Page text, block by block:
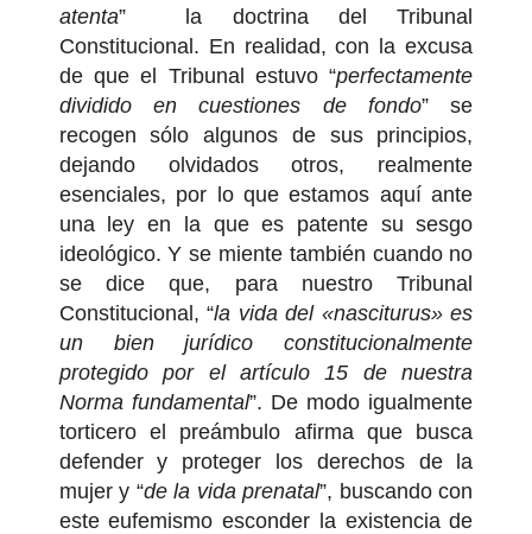
atenta” la doctrina del Tribunal
Constitucional. En realidad, con la excusa
de que el Tribunal estuvo “perfectamente
dividido en cuestiones de fondo” se
recogen sólo algunos de sus principios,
dejando olvidados otros, realmente
esenciales, por lo que estamos aquí ante
una ley en la que es patente su sesgo
ideológico. Y se miente también cuando no
se dice que, para nuestro Tribunal
Constitucional, “la vida del «nasciturus» es
un bien jurídico constitucionalmente
protegido por el artículo 15 de nuestra
Norma fundamental”. De modo igualmente
torticero el preámbulo afirma que busca
defender y proteger los derechos de la
mujer y “de la vida prenatal”, buscando con
este eufemismo esconder la existencia de